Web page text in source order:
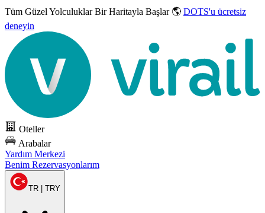
Tüm Güzel YolculuklarBir Haritayla Başlar 🌎 DOTS'u ücretsiz
deneyin
Oteller
Arabalar
Yardım Merkezi
Benim Rezervasyonlarım
TR | TRY